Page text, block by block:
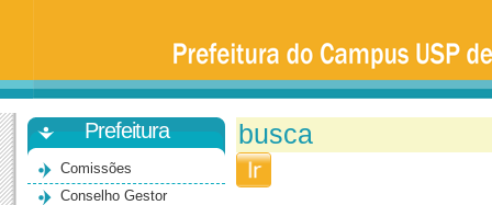
Universidade
São
Paulo
-
BauruPrefeitura
Comissões
Conselho Gestor